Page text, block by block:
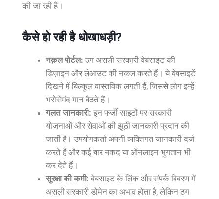
की जा रही है।
कैसे हो रही है धोखाधड़ी?
नक़ल पोर्टल: ठग असली सरकारी वेबसाइट की
डिज़ाइन और लेआउट की नकल करते हैं। ये वेबसाइटें
दिखने में बिल्कुल वास्तविक लगती हैं, जिससे लोग इन्हें
भरोसेमंद मान बैठते हैं।
गलत जानकारी: इन फर्जी साइटों पर सरकारी
योजनाओं और सेवाओं की झूठी जानकारी प्रदान की
जाती है। उपयोगकर्ता अपनी व्यक्तिगत जानकारी दर्ज
करते हैं और कई बार नकद या ऑनलाइन भुगतान भी
कर देते हैं।
सुरक्षा की कमी: वेबसाइट के लिंक और संपर्क विवरण में
असली सरकारी डोमेन का अभाव होता है, लेकिन ठग